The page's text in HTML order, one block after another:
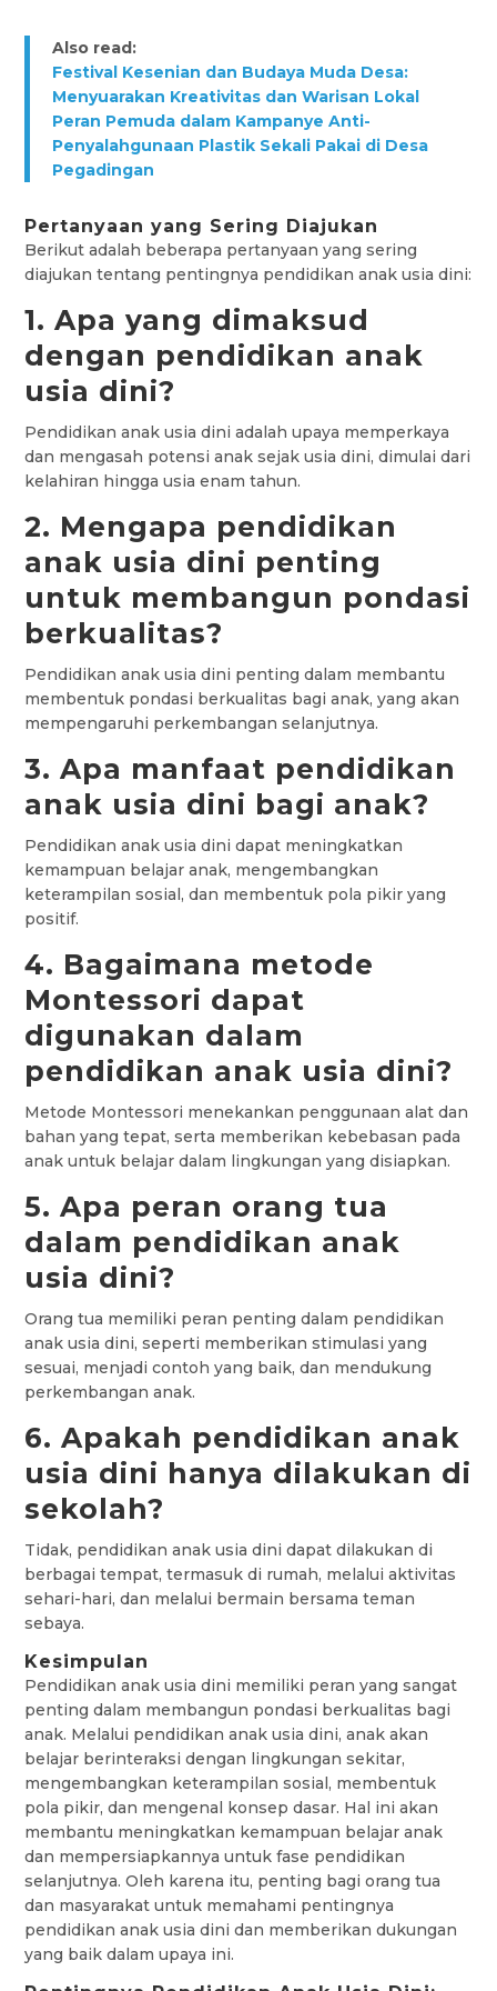
Also read:
Festival Kesenian dan Budaya Muda Desa:
Menyuarakan Kreativitas dan Warisan Lokal
Peran Pemuda dalam Kampanye Anti-
Penyalahgunaan Plastik Sekali Pakai di Desa
Pegadingan
Pertanyaan yang Sering Diajukan
Berikut adalah beberapa pertanyaan yang sering
diajukan tentang pentingnya pendidikan anak usia dini:
1. Apa yang dimaksud
dengan pendidikan anak
usia dini?
Pendidikan anak usia dini adalah upaya memperkaya
dan mengasah potensi anak sejak usia dini, dimulai dari
kelahiran hingga usia enam tahun.
2. Mengapa pendidikan
anak usia dini penting
untuk membangun pondasi
berkualitas?
Pendidikan anak usia dini penting dalam membantu
membentuk pondasi berkualitas bagi anak, yang akan
mempengaruhi perkembangan selanjutnya.
3. Apa manfaat pendidikan
anak usia dini bagi anak?
Pendidikan anak usia dini dapat meningkatkan
kemampuan belajar anak, mengembangkan
keterampilan sosial, dan membentuk pola pikir yang
positif.
4. Bagaimana metode
Montessori dapat
digunakan dalam
pendidikan anak usia dini?
Metode Montessori menekankan penggunaan alat dan
bahan yang tepat, serta memberikan kebebasan pada
anak untuk belajar dalam lingkungan yang disiapkan.
5. Apa peran orang tua
dalam pendidikan anak
usia dini?
Orang tua memiliki peran penting dalam pendidikan
anak usia dini, seperti memberikan stimulasi yang
sesuai, menjadi contoh yang baik, dan mendukung
perkembangan anak.
6. Apakah pendidikan anak
usia dini hanya dilakukan di
sekolah?
Tidak, pendidikan anak usia dini dapat dilakukan di
berbagai tempat, termasuk di rumah, melalui aktivitas
sehari-hari, dan melalui bermain bersama teman
sebaya.
Kesimpulan
Pendidikan anak usia dini memiliki peran yang sangat
penting dalam membangun pondasi berkualitas bagi
anak. Melalui pendidikan anak usia dini, anak akan
belajar berinteraksi dengan lingkungan sekitar,
mengembangkan keterampilan sosial, membentuk
pola pikir, dan mengenal konsep dasar. Hal ini akan
membantu meningkatkan kemampuan belajar anak
dan mempersiapkannya untuk fase pendidikan
selanjutnya. Oleh karena itu, penting bagi orang tua
dan masyarakat untuk memahami pentingnya
pendidikan anak usia dini dan memberikan dukungan
yang baik dalam upaya ini.